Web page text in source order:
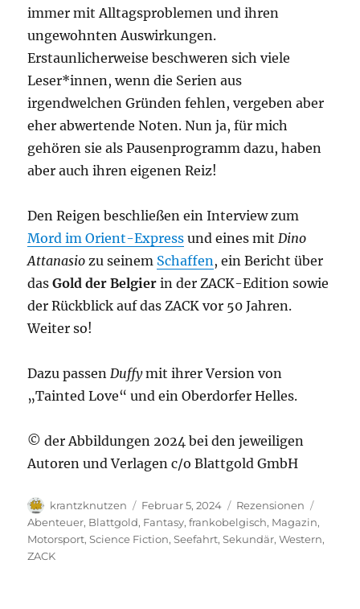
immer mit Alltagsproblemen und ihren
ungewohnten Auswirkungen.
Erstaunlicherweise beschweren sich viele
Leser*innen, wenn die Serien aus
irgendwelchen Gründen fehlen, vergeben aber
eher abwertende Noten. Nun ja, für mich
gehören sie als Pausenprogramm dazu, haben
aber auch ihren eigenen Reiz!
Den Reigen beschließen ein Interview zum
Mord im Orient-Express und eines mitDino
Attanasio zu seinem Schaffen, ein Bericht über
dasGold der Belgier in der ZACK-Edition sowie
der Rückblick auf das ZACK vor 50 Jahren.
Weiter so!
Dazu passenDuffymit ihrer Version von
„Tainted Love“ und ein Oberdorfer Helles.
© der Abbildungen 2024 bei den jeweiligen
Autoren und Verlagen c/o Blattgold GmbH
Autor
krantzknutzen
Veröffentlicht
am
Februar 5, 2024 Kategorien
Rezensionen
Abenteuer, Blattgold, Fantasy,frankobelgisch, Magazin,
Motorsport,Science Fiction,Seefahrt,Sekundär,Western,
ZACK